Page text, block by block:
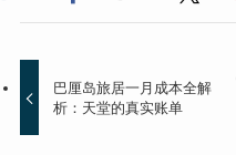
巴厘岛旅居一月成本全解
析：天堂的真实账单